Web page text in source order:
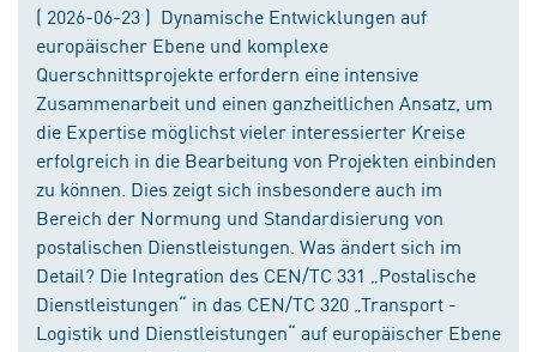
( 2026-06-23 ) Dynamische Entwicklungen auf
europäischer Ebene und komplexe
Querschnittsprojekte erfordern eine intensive
Zusammenarbeit und einen ganzheitlichen Ansatz, um
die Expertise möglichst vieler interessierter Kreise
erfolgreich in die Bearbeitung von Projekten einbinden
zu können. Dies zeigt sich insbesondere auch im
Bereich der Normung und Standardisierung von
postalischen Dienstleistungen. Was ändert sich im
Detail? Die Integration des CEN/TC 331 „Postalische
Dienstleistungen“ in das CEN/TC 320 „Transport -
Logistik und Dienstleistungen“ auf europäischer Ebene